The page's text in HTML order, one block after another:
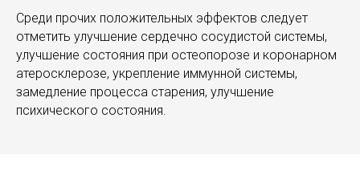
Среди прочих положительных эффектов следует
отметить улучшение сердечно сосудистой системы,
улучшение состояния при остеопорозе и коронарном
атеросклерозе, укрепление иммунной системы,
замедление процесса старения, улучшение
психического состояния.